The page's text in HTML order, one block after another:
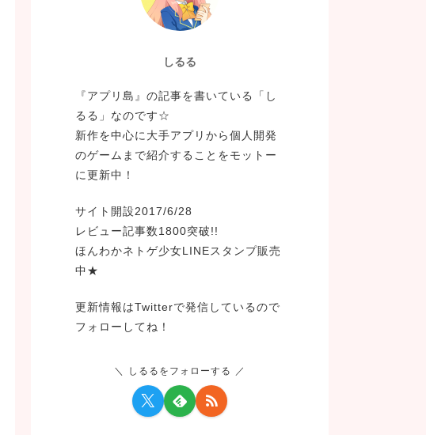
しるる
『アプリ島』の記事を書いている「し
るる」なのです☆
新作を中心に大手アプリから個人開発
のゲームまで紹介することをモットー
に更新中！
サイト開設2017/6/28
レビュー記事数1800突破!!
ほんわかネトゲ少女LINEスタンプ販売
中★
更新情報はTwitterで発信しているので
フォローしてね！
しるるをフォローする